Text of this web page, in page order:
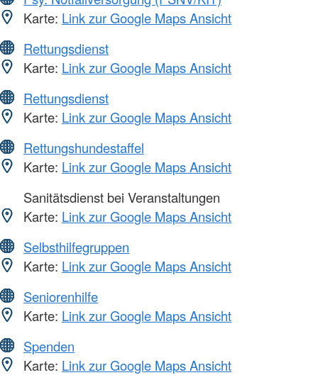
Karte: Link zur Google Maps Ansicht
Rettungsdienst
Karte: Link zur Google Maps Ansicht
Rettungsdienst
Karte: Link zur Google Maps Ansicht
Rettungshundestaffel
Karte: Link zur Google Maps Ansicht
Sanitätsdienst bei Veranstaltungen
Karte: Link zur Google Maps Ansicht
Selbsthilfegruppen
Karte: Link zur Google Maps Ansicht
Seniorenhilfe
Karte: Link zur Google Maps Ansicht
Spenden
Karte: Link zur Google Maps Ansicht